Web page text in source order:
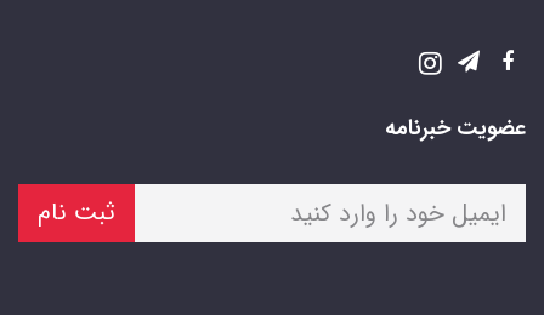
عضویت خبرنامه
ثبت نام